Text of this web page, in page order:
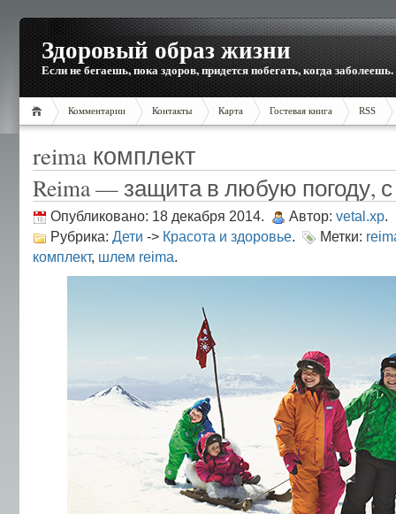
Здоровый образ жизни
Если не бегаешь, пока здоров, придется побегать, когда заболеешь.
Комментарии Контакты Карта Гостевая книга RSS
reima комплект
Reima — защита в любую погоду, с
Опубликовано: 18 декабря 2014. Автор: vetal.xp.
Рубрика: Дети -> Красота и здоровье. Метки:
комплект, шлем reima.